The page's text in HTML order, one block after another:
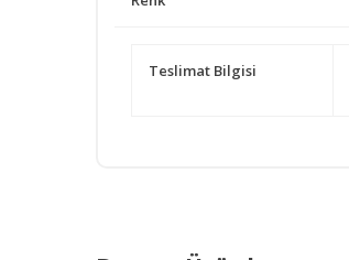
Teslimat Bilgisi